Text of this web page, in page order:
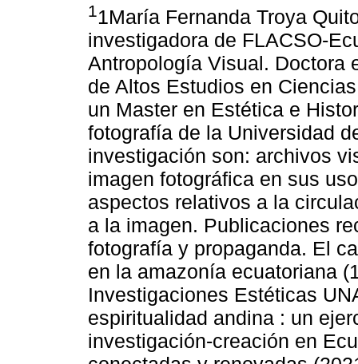
1 1María Fernanda Troya
investigadora de FLACSO-
Antropología Visual. Doctora
de Altos Estudios en
un Master en Estética e
fotografía de la Universidad
investigación son: archivos
imagen fotográfica en sus
aspectos relativos a la
a la imagen. Publicaciones
fotografía y propaganda. El
en la amazonía ecuatoriana
Investigaciones Estéticas
espiritualidad andina : un
investigación-creación en